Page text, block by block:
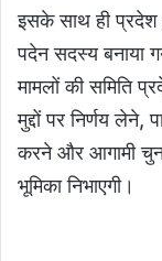
इसके साथ ही
पदेन सदस्य बनाया
मामलों की समिति
मुद्दों पर निर्णय
करने और आगामी
भूमिका निभाएगी।